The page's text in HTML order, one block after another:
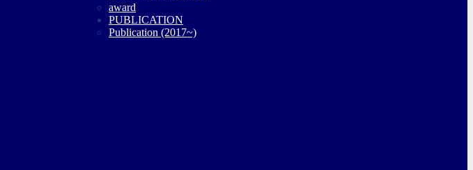
award
PUBLICATION
Publication (2017~)